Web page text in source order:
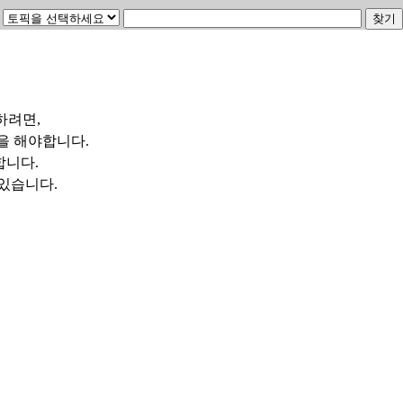
려면,
해야합니다.
니다.
습니다.